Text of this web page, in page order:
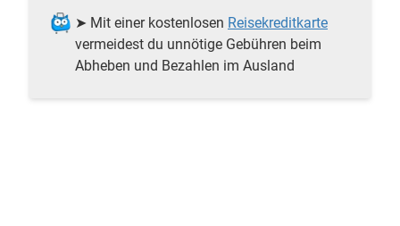
➤ Mit einer kostenlosen Reisekreditkarte
vermeidest du unnötige Gebühren beim
Abheben und Bezahlen im Ausland